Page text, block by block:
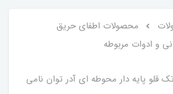
محصولات اطفای حریق
و ادوات مربوطه
قلو پایه دار محوطه ای آدر توان نامی